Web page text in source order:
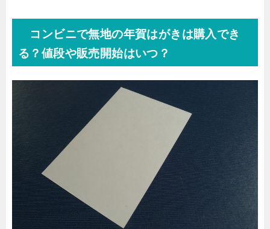
コンビニで無地の年賀はがきは購入でき
る？値段や販売開始はいつ？